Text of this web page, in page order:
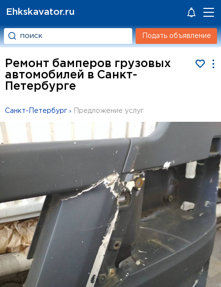
Ehkskavator.ru
Подать объявление
Ремонт бамперов грузовых
автомобилей в Санкт-
Петербурге
Санкт-Петербург › Предложение услуг